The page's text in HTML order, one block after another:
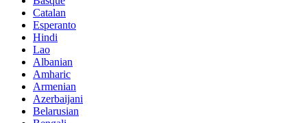
Catalan
Esperanto
Hindi
Lao
Albanian
Amharic
Armenian
Azerbaijani
Belarusian